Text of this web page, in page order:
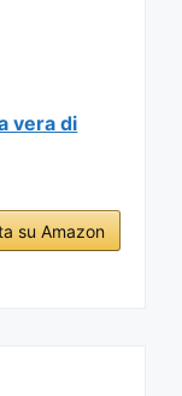
vera di
su Amazon